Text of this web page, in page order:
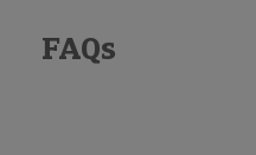
FAQs